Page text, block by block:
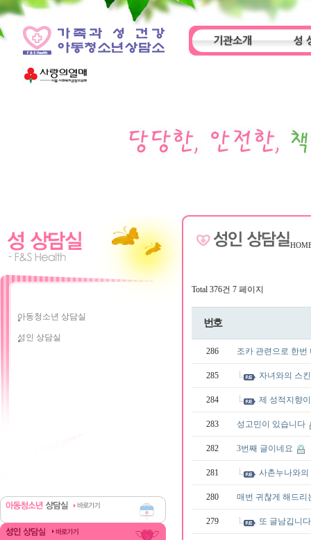
기관소개 성
아동청소년 상담실
성인 상담실
Total 376건 7 페이지
번호
286 조카 관련으로 한번
285 자녀와의 스
284 제 성적지향
283 성고민이 있습니다
282 3번째 글이네요
281 사촌누나와
280 매번 귀찮게 해드
279 또 글남깁니